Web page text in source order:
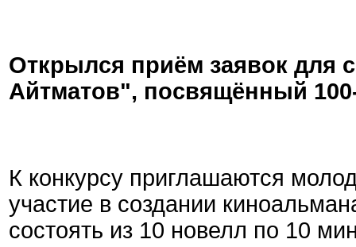
Открылся приём заявок для
Айтматов", посвящённый
К конкурсу приглашаются
участие в создании
состоять из 10 новелл по 10